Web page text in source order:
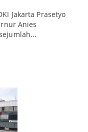
Jakarta Prasetyo
Anies